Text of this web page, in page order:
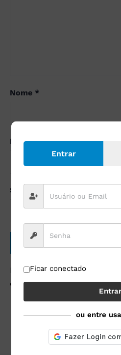
Nome *
E-mail*
Site
Este site utiliza o Akismet
como seus dados em
Entrar
Ficar conectado
Entrar
ou entre